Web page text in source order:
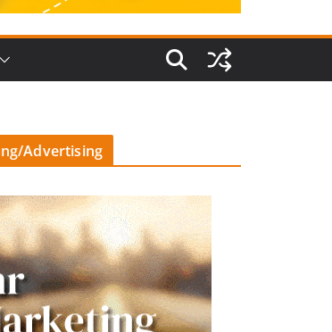
Advertising